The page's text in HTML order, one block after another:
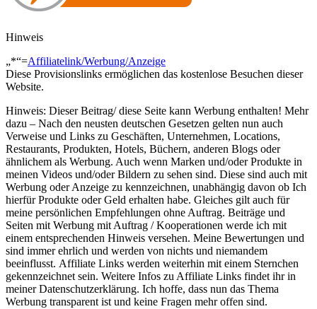
Hinweis
„*“=Affiliatelink/Werbung/Anzeige
Diese Provisionslinks ermöglichen das kostenlose Besuchen dieser
Website.
Hinweis: Dieser Beitrag/ diese Seite kann Werbung enthalten! Mehr
dazu – Nach den neusten deutschen Gesetzen gelten nun auch
Verweise und Links zu Geschäften, Unternehmen, Locations,
Restaurants, Produkten, Hotels, Büchern, anderen Blogs oder
ähnlichem als Werbung. Auch wenn Marken und/oder Produkte in
meinen Videos und/oder Bildern zu sehen sind. Diese sind auch mit
Werbung oder Anzeige zu kennzeichnen, unabhängig davon ob Ich
hierfür Produkte oder Geld erhalten habe. Gleiches gilt auch für
meine persönlichen Empfehlungen ohne Auftrag. Beiträge und
Seiten mit Werbung mit Auftrag / Kooperationen werde ich mit
einem entsprechenden Hinweis versehen. Meine Bewertungen und
sind immer ehrlich und werden von nichts und niemandem
beeinflusst. Affiliate Links werden weiterhin mit einem Sternchen
gekennzeichnet sein. Weitere Infos zu Affiliate Links findet ihr in
meiner Datenschutzerklärung. Ich hoffe, dass nun das Thema
Werbung transparent ist und keine Fragen mehr offen sind.